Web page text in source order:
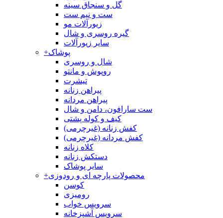
گل و سنجاق سینه
ست و نیم ست
زیورآلات مو
گیره روسری و شال
سایر زیورآلات
+پوشاک
شال و روسری
روپوش و مانتو
تیشرت
پیراهن زنانه
پیراهن مردانه
ست سارافون، دامن و شال
کیف و کوله پشتی
کفش زنانه (غیرچرمی)
کفش مردانه (غیرچرمی)
کلاه زنانه
دستکش زنانه
سایر پوشاک
+محصولات پارچه ای و رودوزی
کوسن
رومیزی
سرویس خواب
سرویس آشپزخانه